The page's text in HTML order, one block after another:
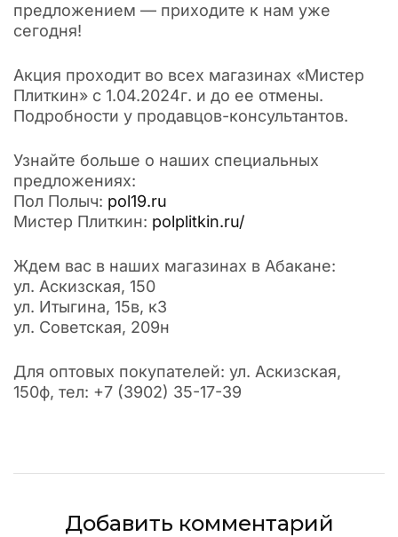
предложением — приходите к нам уже
сегодня!
Акция проходит во всех магазинах «Мистер
Плиткин» с 1.04.2024г. и до ее отмены.
Подробности у продавцов-консультантов.
Узнайте больше о наших специальных
предложениях:
Пол Полыч: pol19.ru
Мистер Плиткин: polplitkin.ru/
Ждем вас в наших магазинах в Абакане:
ул. Аскизская, 150
ул. Итыгина, 15в, к3
ул. Советская, 209н
Для оптовых покупателей: ул. Аскизская,
150ф, тел: +7 (3902) 35-17-39
Добавить комментарий